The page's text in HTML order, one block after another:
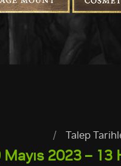
/ Talep
Mayıs 2023 – 13